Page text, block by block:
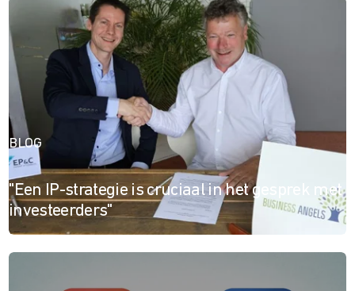
BLOG
''Een IP-strategie is cruciaal in het gesprek met
investeerders"